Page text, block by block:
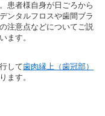
患者様自身が日ごろから
ンタルフロスや歯間ブラ
注意点などについてご説
ます。
して歯肉縁上（歯冠部）
ます。